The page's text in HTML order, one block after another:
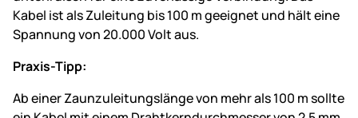
Kabel ist als Zuleitung bis 100 m geeignet und hält eine
Spannung von 20.000 Volt aus.
Praxis-Tipp:
Ab einer Zaunzuleitungslänge von mehr als 100 m sollte